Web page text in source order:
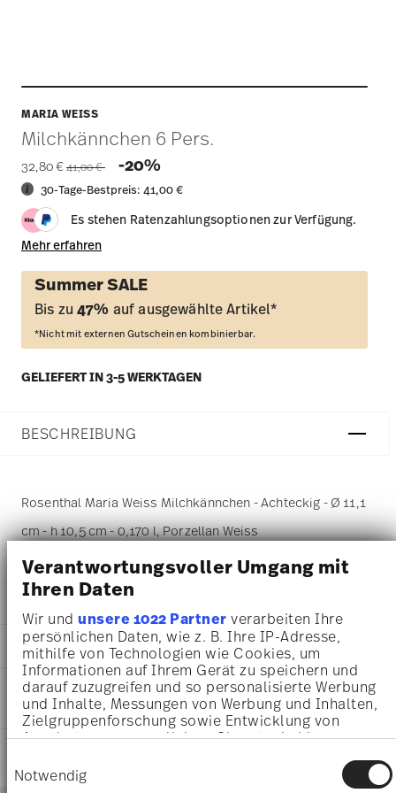
Verantwortungsvoller Umgang mit
Ihren Daten
Wir undunsere 1022 Partner verarbeiten Ihre
persönlichen Daten, wie z. B. Ihre IP-Adresse,
mithilfe von Technologien wie Cookies, um
Informationen auf Ihrem Gerät zu speichern und
darauf zuzugreifen und so personalisierte Werbung
und Inhalte, Messungen von Werbung und Inhalten,
Zielgruppenforschung sowie Entwicklung von
Angeboten zu ermöglichen. Sie entscheiden
Sie können Ihre Einwilligung jederzeit über die
Cookie-Erklärung oder durch Klicken auf das
Notwendig
MARIA WEISS
Milchkännchen 6 Pers.
32,80 € Price reduced from
41,00 € -20%
30-Tage-Bestpreis:41,00 €
Es stehen Ratenzahlungsoptionen zur Verfügung.
Mehr erfahren
Summer SALE
Bis zu47% auf ausgewählte Artikel*
*Nicht mit externen Gutscheinen kombinierbar.
GELIEFERT IN 3-5 WERKTAGEN
BESCHREIBUNG
Rosenthal Maria Weiss Milchkännchen - Achteckig - Ø 11,1
cm - h 10,5 cm - 0,170 l, Porzellan Weiss
Rosenthal
Maria
Weiß
Porzellan
Weiss
10430-800001-14430
MAßE
11,10 cm
11,10 cm
6,30 cm
10,50 cm
PFLEGE- UND
SICHERHEITSINFORMATIONEN